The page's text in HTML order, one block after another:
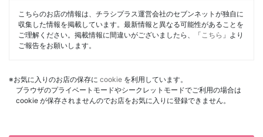
こちらのお店の情報は、チラシプラス運営会社のセブンネットが独自に
収集した情報を掲載しています。最新情報と異なる可能性があることを
ご理解ください。掲載情報に間違いがございましたら、「 こちら 」より
ご報告をお願いします。
※お気に入りのお店の保存に cookie を利用しています。
ブラウザのプライベートモードやシークレットモードでご利用の場合は
cookie が保存されませんのでお店をお気に入りに登録できません。